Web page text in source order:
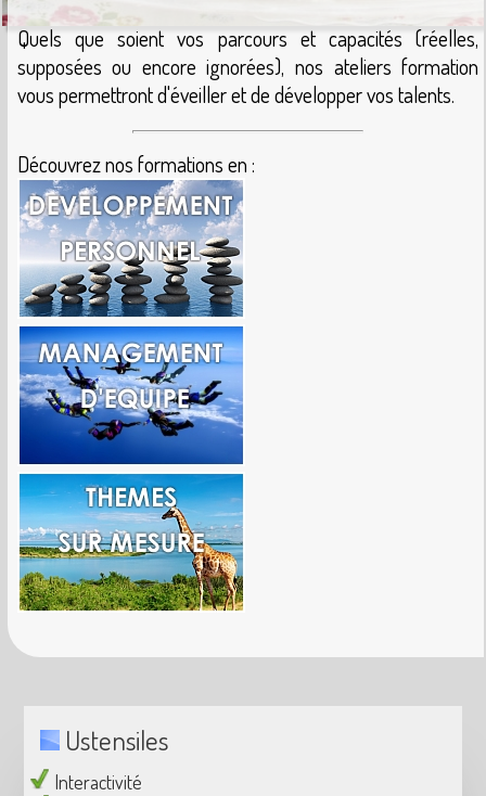
Quels que soient vos parcours et capacités (réelles,
supposées ou encore ignorées), nos ateliers formation
vous permettront d'éveiller et de développer vos talents.
Découvrez nos formations en :
Ustensiles
Interactivité